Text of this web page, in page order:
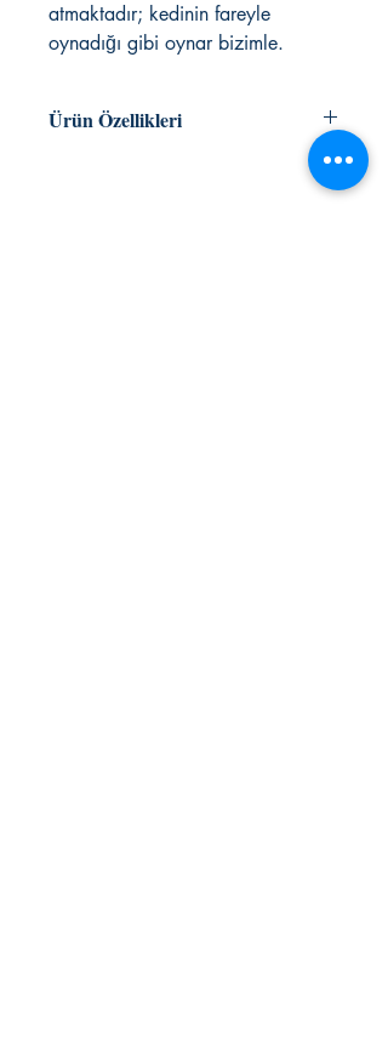
atmaktadır; kedinin fareyle
oynadığı gibi oynar bizimle.
Ürün Özellikleri